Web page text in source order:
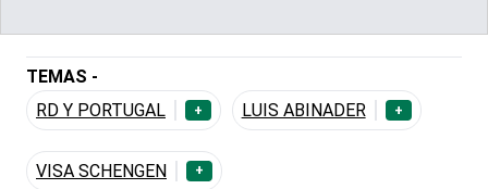
TEMAS -
RD Y PORTUGAL
+ LUIS ABINADER +
VISA SCHENGEN +